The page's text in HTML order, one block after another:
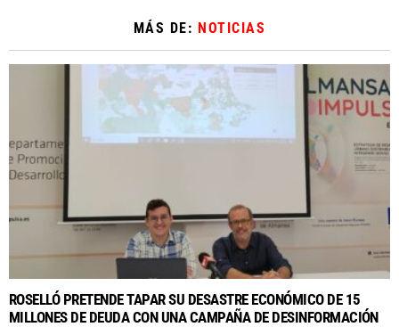
MÁS DE: NOTICIAS
ROSELLÓ PRETENDE TAPAR SU DESASTRE ECONÓMICO DE 15
MILLONES DE DEUDA CON UNA CAMPAÑA DE DESINFORMACIÓN